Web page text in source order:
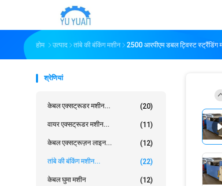
होम उत्पाद तांबे की बंकिंग मशीन 2500 आरपीएम डबल ट्विस्ट स्ट्रैंडिंग
श्रेणियां
केबल एक्सट्रूडर मशीन... (20)
वायर एक्सट्रूडर मशीन... (11)
केबल एक्सट्रूज़न लाइन... (12)
तांबे की बंकिंग मशीन... (22)
केबल घुमा मशीन (12)